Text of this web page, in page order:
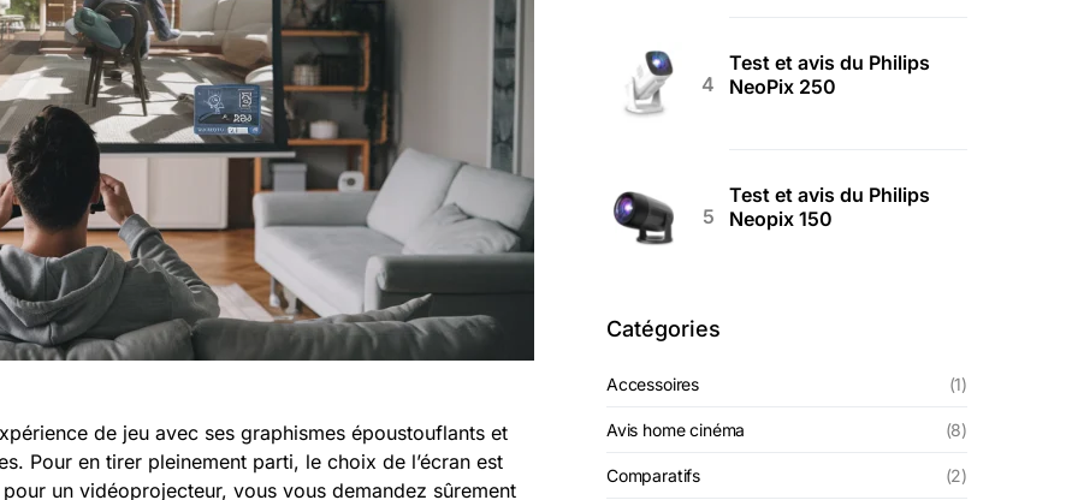
de jeu avec ses graphismes époustouflants et
Pour en tirer pleinement parti, le choix de l’écran est
un vidéoprojecteur, vous vous demandez sûrement
Test et avis du Philips
NeoPix 250
Test et avis du Philips
Neopix 150
Catégories
Accessoires (1)
Avis home cinéma (8)
Comparatifs (2)